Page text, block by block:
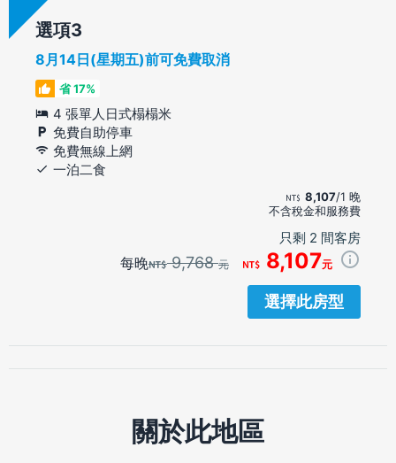
選項
8月14日(星期五)前可免費取消
省 17%
4 張單人日式榻榻米
免費自助停車
免費無線上網
一泊二食
8,107/1 晚
不含稅金和服務費
只剩 2 間客房
每晚 9,768元 8,107元
選擇此房型
關於此地區